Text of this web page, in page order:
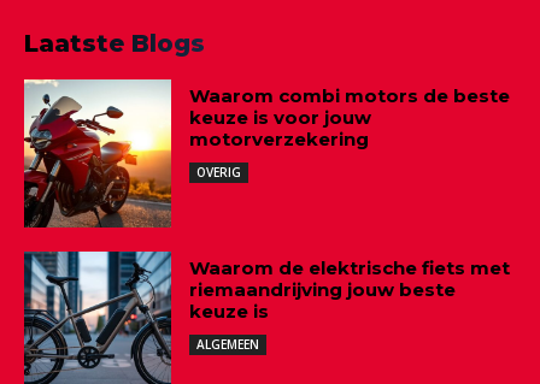
Laatste Blogs
Waarom combi motors de beste
keuze is voor jouw
motorverzekering
OVERIG
Waarom de elektrische fiets met
riemaandrijving jouw beste
keuze is
ALGEMEEN